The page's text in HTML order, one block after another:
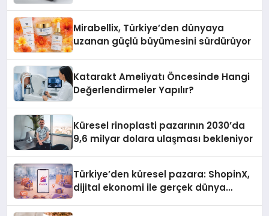
Mirabellix, Türkiye’den dünyaya
uzanan güçlü büyümesini sürdürüyor
Katarakt Ameliyatı Öncesinde Hangi
Değerlendirmeler Yapılır?
Küresel rinoplasti pazarının 2030’da
9,6 milyar dolara ulaşması bekleniyor
Türkiye’den küresel pazara: ShopinX,
dijital ekonomi ile gerçek dünya